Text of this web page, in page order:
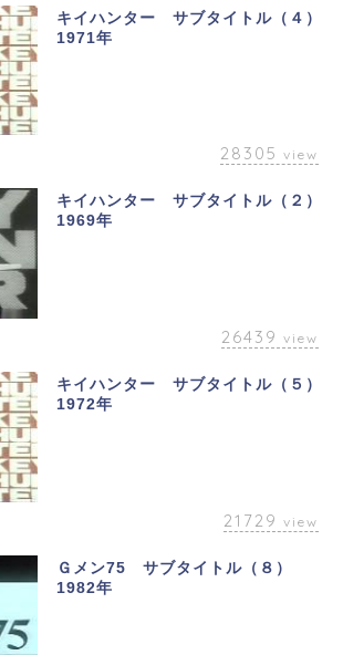
キイハンター サブタイトル（４）
1971年
28305 view
キイハンター サブタイトル（２）
1969年
26439 view
キイハンター サブタイトル（５）
1972年
21729 view
Ｇメン75 サブタイトル（８）
1982年